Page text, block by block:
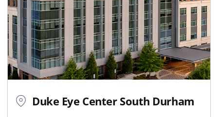
Duke Eye Center South Durham